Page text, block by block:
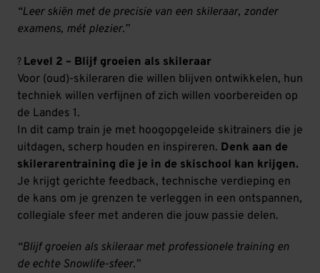
“Leer skiën met de precisie van een skileraar, zonder
examens, mét plezier.”
?️ Level 2 – Blijf groeien als skileraar
Voor (oud)-skileraren die willen blijven ontwikkelen, hun
techniek willen verfijnen of zich willen voorbereiden op
de Landes 1.
In dit camp train je met hoogopgeleide skitrainers die je
uitdagen, scherp houden en inspireren. Denk aan de
skilerarentraining die je in de skischool kan krijgen.
Je krijgt gerichte feedback, technische verdieping en
de kans om je grenzen te verleggen in een ontspannen,
collegiale sfeer met anderen die jouw passie delen.
“Blijf groeien als skileraar met professionele training en
de echte Snowlife-sfeer.”